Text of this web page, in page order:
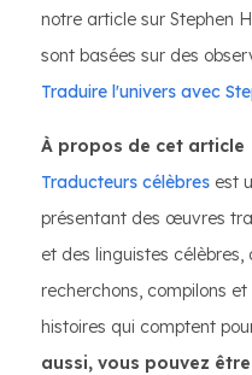
notre article sur Stephen
sont basées sur des
Traduire l'univers avec
À propos de cet article
Traducteurs célèbres est
présentant des œuvres
et des linguistes célèbres,
recherchons, compilons
histoires qui comptent
aussi, vous pouvez